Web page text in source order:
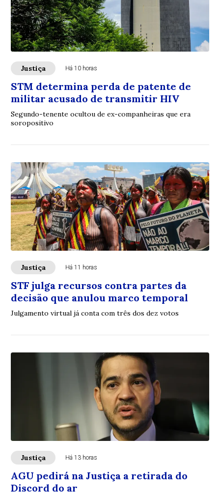
Justiça Há 10 horas
STM determina perda de patente de
militar acusado de transmitir HIV
Segundo-tenente ocultou de ex-companheiras que era
soropositivo
Justiça Há 11 horas
STF julga recursos contra partes da
decisão que anulou marco temporal
Julgamento virtual já conta com três dos dez votos
Justiça Há 13 horas
AGU pedirá na Justiça a retirada do
Discord do ar